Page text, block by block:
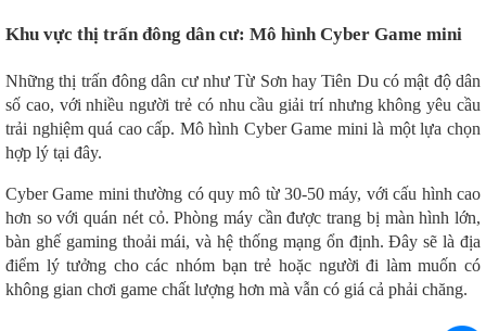
Khu vực thị trấn đông dân cư: Mô hình Cyber Game mini
Những thị trấn đông dân cư như Từ Sơn hay Tiên Du có mật độ dân
số cao, với nhiều người trẻ có nhu cầu giải trí nhưng không yêu cầu
trải nghiệm quá cao cấp. Mô hình Cyber Game mini là một lựa chọn
hợp lý tại đây.
Cyber Game mini thường có quy mô từ 30-50 máy, với cấu hình cao
hơn so với quán nét cỏ. Phòng máy cần được trang bị màn hình lớn,
bàn ghế gaming thoải mái, và hệ thống mạng ổn định. Đây sẽ là địa
điểm lý tưởng cho các nhóm bạn trẻ hoặc người đi làm muốn có
không gian chơi game chất lượng hơn mà vẫn có giá cả phải chăng.